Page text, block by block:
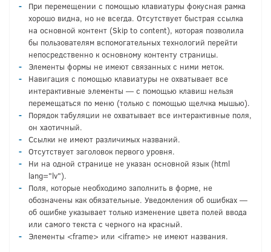
При перемещении с помощью клавиатуры фокусная рамка
хорошо видна, но не всегда. Отсутствует быстрая ссылка
на основной контент (Skip to content), которая позволила
бы пользователям вспомогательных технологий перейти
непосредственно к основному контенту страницы.
Элементы формы не имеют связанных с ними меток.
Навигация с помощью клавиатуры не охватывает все
интерактивные элементы — с помощью клавиш нельзя
перемещаться по меню (только с помощью щелчка мышью).
Порядок табуляции не охватывает все интерактивные поля,
он хаотичный.
Ссылки не имеют различимых названий.
Отсутствует заголовок первого уровня.
Ни на одной странице не указан основной язык (html
lang="lv").
Поля, которые необходимо заполнить в форме, не
обозначены как обязательные. Уведомления об ошибках —
об ошибке указывает только изменение цвета полей ввода
или самого текста с черного на красный.
Элементы <frame> или <iframe> не имеют названия.